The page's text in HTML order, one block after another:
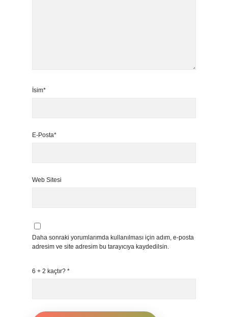
İsim*
E-Posta*
Web Sitesi
Daha sonraki yorumlarımda kullanılması için adım, e-posta
adresim ve site adresim bu tarayıcıya kaydedilsin.
6 + 2 kaçtır? *